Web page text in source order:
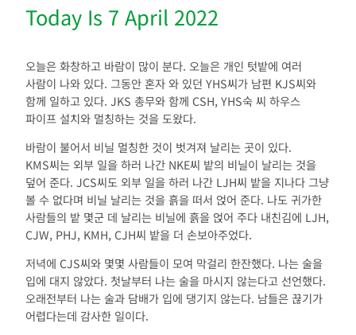
Today Is 7 April 2022
오늘은 화창하고 바람이 많이 분다. 오늘은 개인 텃밭에 여러
사람이 나와 있다. 그동안 혼자 와 있던 YHS씨가 남편 KJS씨와
함께 일하고 있다. JKS 총무와 함께 CSH, YHS숙 씨 하우스
파이프 설치와 멀칭하는 것을 도왔다.
바람이 불어서 비닐 멀칭한 것이 벗겨져 날리는 곳이 있다.
KMS씨는 외부 일을 하러 나간 NKE씨 밭의 비닐이 날리는 것을
덮어 준다. JCS씨도 외부 일을 하러 나간 LJH씨 밭을 지나다 그냥
볼 수 없다며 비닐 날리는 것을 흙을 떠서 얹어 준다. 나도 귀가한
사람들의 밭 몇군 데 날리는 비닐에 흙을 얹어 주다 내친김에 LJH,
CJW, PHJ, KMH, CJH씨 밭을 더 손보아주었다.
저녁에 CJS씨와 몇몇 사람들이 모여 막걸리 한잔했다. 나는 술을
입에 대지 않았다. 첫날부터 나는 술을 마시지 않는다고 선언했다.
오래전부터 나는 술과 담배가 입에 댕기지 않는다. 남들은 끊기가
어렵다는데 감사한 일이다.